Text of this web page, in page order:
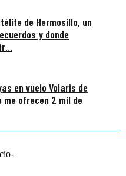
de Hermosillo, un
y donde
en vuelo Volaris de
ofrecen 2 mil de